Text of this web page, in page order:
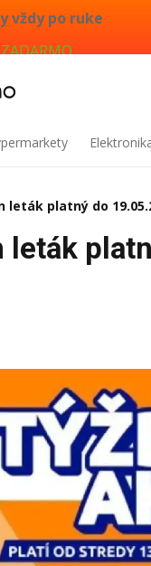
vždy po ruke
leták platný do
leták